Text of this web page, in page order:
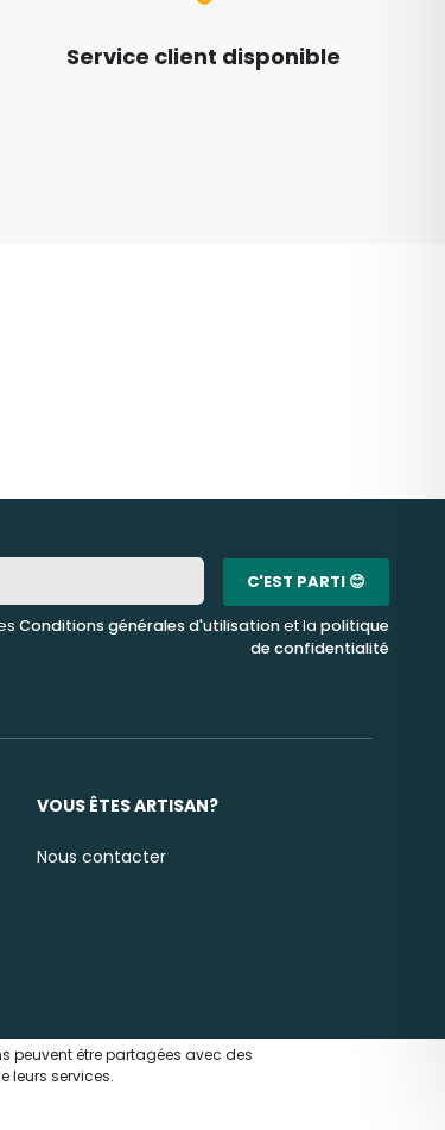
Service client disponible
C'EST PARTI 😊
Conditions générales d'utilisationet la politique
de confidentialité
VOUS ÊTES ARTISAN?
Nous contacter
peuvent être partagées avec des
leurs services.